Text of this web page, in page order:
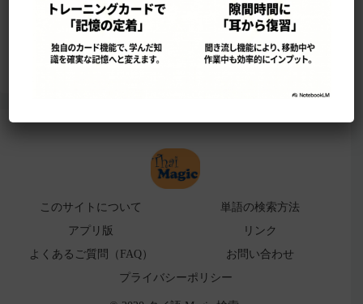
よくある検索ミス！
このサイトについて
単語の検索方法
アプリ版
リンク
よくあるご質問（FAQ）
お問い合わせ
プライバシーポリシー